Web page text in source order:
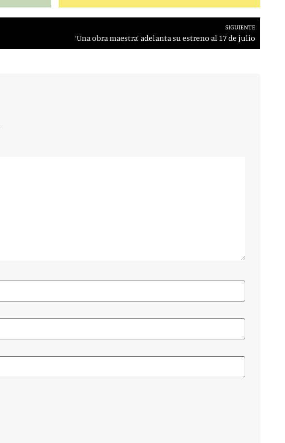
SIGUIENTE
‘Una obra maestra’ adelanta su estreno al 17 de julio